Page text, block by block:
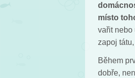
místo
vařit nebo
zapoj
Během
dobře,